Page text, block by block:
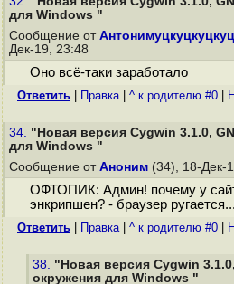
для Windows "
Сообщение от
Дек-19, 23:48
Оно всё-таки заработало
Ответить Правка| ^ к родителю #0
34. "Новая версия Cygwin 3.1.0,
для Windows "
Сообщение от Аноним (34), 18-Дек-
ОФТОПИК: Админ! почему у
энкрипшен? - браузер ругается...
Ответить Правка| ^ к родителю #0
38. "Новая версия Cygwin
окружения для Windows "